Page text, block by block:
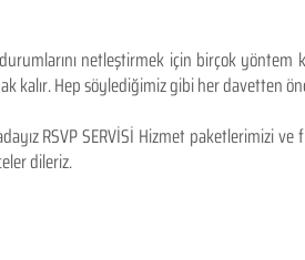
netleştirmek için birçok yöntem
kalır. Hep söylediğimiz gibi her davetten
RSVP SERVİSİ Hizmet paketlerimizi
dileriz.